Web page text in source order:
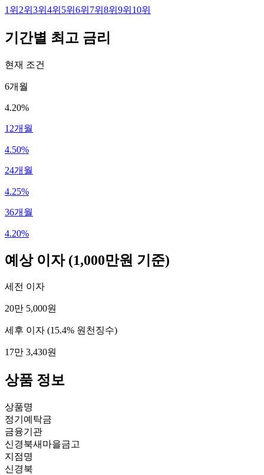
1 위 2위 3위 4위 5위 6위 7위 8위 9위 10위
기간별 최고 금리
현재 조건
6개월
4.20%
12개월
4.50%
24개월
4.25%
36개월
4.20%
예상 이자 (1,000만원 기준)
세전 이자
20만 5,000원
세후 이자 (15.4% 원천징수)
17만 3,430원
상품 정보
상품명
정기예탁금
금융기관
신경북새마을금고
지점명
신경북